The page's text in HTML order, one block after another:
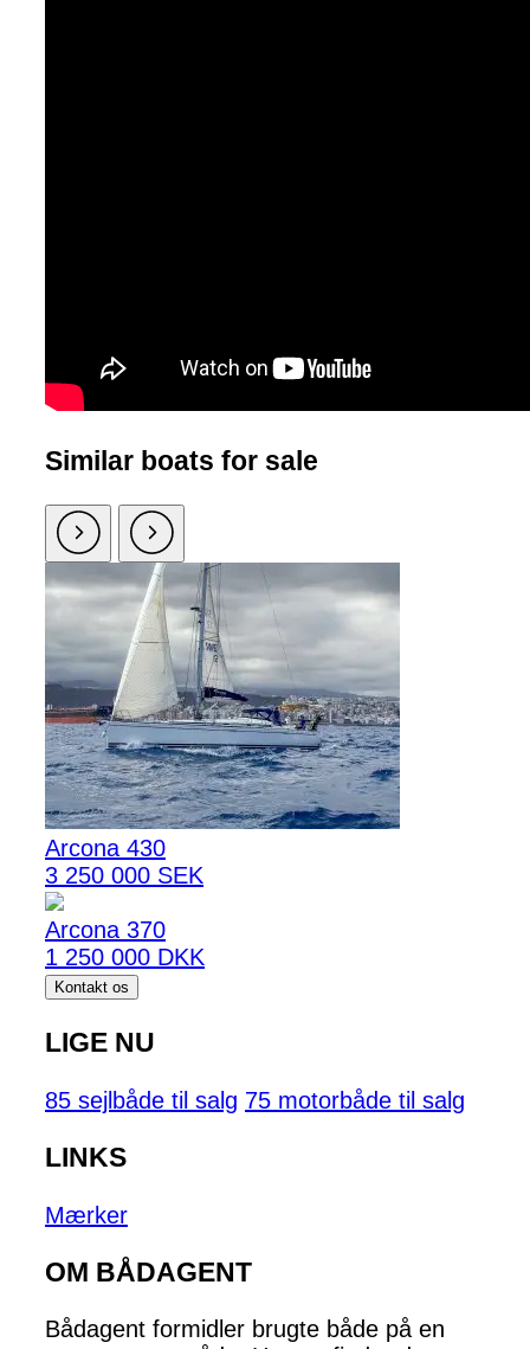
Similar boats for sale
Arcona 430
3 250 000 SEK
Arcona 370
1 250 000 DKK
Kontakt os
LIGE NU
85 sejlbåde til salg 75 motorbåde til salg
LINKS
Mærker
OM BÅDAGENT
Bådagent formidler brugte både på en